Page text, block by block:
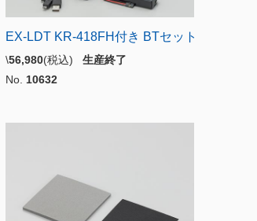
EX-LDT KR-418FH付き BTセット
\56,980(税込) 生産終了
No. 10632